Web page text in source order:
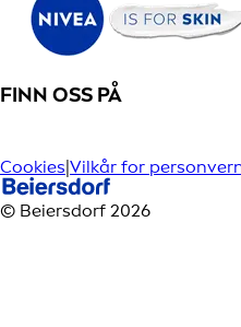
FINN OSS PÅ
Cookies|Vilkår for
© Beiersdorf 2026